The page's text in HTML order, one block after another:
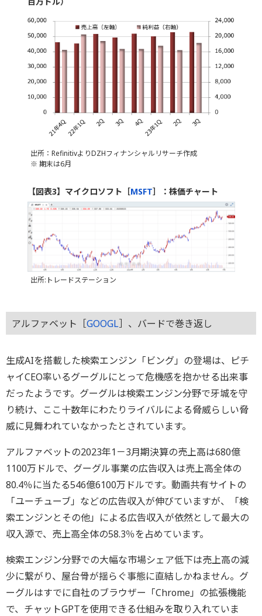
出所：RefinitivよりDZHフィナンシャルリサーチ作成
※ 期末は6月
【図表3】マイクロソフト［MSFT］：株価チャート
出所:トレードステーション
アルファベット［GOOGL］、バードで巻き返し
生成AIを搭載した検索エンジン「ビング」の登場は、ピチ
ャイCEO率いるグーグルにとって危機感を抱かせる出来事
だったようです。グーグルは検索エンジン分野で牙城を守
り続け、ここ十数年にわたりライバルによる脅威らしい脅
威に見舞われていなかったとされています。
アルファベットの2023年1－3月期決算の売上高は680億
1100万ドルで、グーグル事業の広告収入は売上高全体の
80.4％に当たる546億6100万ドルです。動画共有サイトの
「ユーチューブ」などの広告収入が伸びていますが、「検
索エンジンとその他」による広告収入が依然として最大の
収入源で、売上高全体の58.3％を占めています。
検索エンジン分野での大幅な市場シェア低下は売上高の減
少に繋がり、屋台骨が揺らぐ事態に直結しかねません。グ
ーグルはすでに自社のブラウザー「Chrome」の拡張機能
で、チャットGPTを使用できる仕組みを取り入れていま